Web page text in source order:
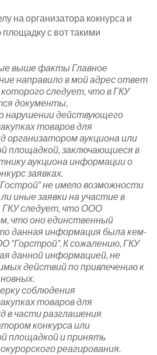
на организатора кокнурса и
с вот такими
выше факты Главное
направило в мой адрес ответ
которого следует, что в ГКУ
документы,
нарушении действующего
товаров для
организатором аукциона или
площадкой, заключающиеся в
аукциона информации о
заявках.
не имело возможности
иные заявки на участие в
ГКУ следует, что ООО
что оно единственный
данная информация была кем-
“Горстрой”. К сожалению, ГКУ
данной информацией, не
действий по привлечению к
соблюдения
товаров для
в части разглашения
конкурса или
площадкой и принять
реагирования.